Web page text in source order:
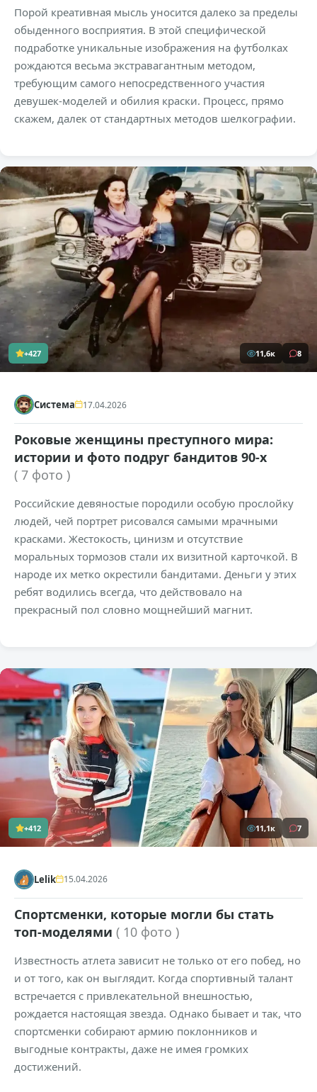
Порой креативная мысль уносится далеко за пределы
обыденного восприятия. В этой специфической
подработке уникальные изображения на футболках
рождаются весьма экстравагантным методом,
требующим самого непосредственного участия
девушек-моделей и обилия краски. Процесс, прямо
скажем, далек от стандартных методов шелкографии.
+427 11,6к 8
Система 17.04.2026
Роковые женщины преступного мира:
истории и фото подруг бандитов 90-х
( 7 фото )
Российские девяностые породили особую прослойку
людей, чей портрет рисовался самыми мрачными
красками. Жестокость, цинизм и отсутствие
моральных тормозов стали их визитной карточкой. В
народе их метко окрестили бандитами. Деньги у этих
ребят водились всегда, что действовало на
прекрасный пол словно мощнейший магнит.
+412 11,1к 7
Lelik 15.04.2026
Спортсменки, которые могли бы стать
топ-моделями ( 10 фото )
Известность атлета зависит не только от его побед, но
и от того, как он выглядит. Когда спортивный талант
встречается с привлекательной внешностью,
рождается настоящая звезда. Однако бывает и так, что
спортсменки собирают армию поклонников и
выгодные контракты, даже не имея громких
достижений.